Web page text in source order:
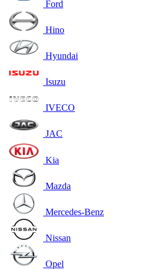
Ford
Hino
Hyundai
Isuzu
IVECO
JAC
Kia
Mazda
Mercedes-Benz
Nissan
Opel